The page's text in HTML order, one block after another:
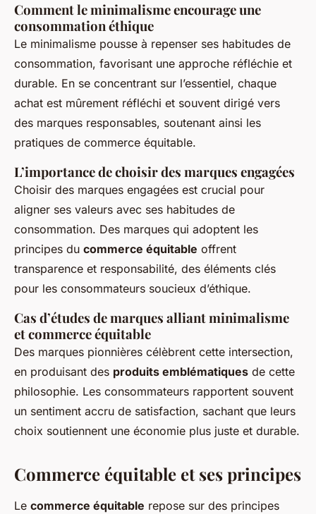
Comment le minimalisme encourage une
consommation éthique
Le minimalisme pousse à repenser ses habitudes de
consommation, favorisant une approche réfléchie et
durable. En se concentrant sur l’essentiel, chaque
achat est mûrement réfléchi et souvent dirigé vers
des marques responsables, soutenant ainsi les
pratiques de commerce équitable.
L’importance de choisir des marques engagées
Choisir des marques engagées est crucial pour
aligner ses valeurs avec ses habitudes de
consommation. Des marques qui adoptent les
principes du commerce équitable offrent
transparence et responsabilité, des éléments clés
pour les consommateurs soucieux d’éthique.
Cas d’études de marques alliant minimalisme
et commerce équitable
Des marques pionnières célèbrent cette intersection,
en produisant des produits emblématiques de cette
philosophie. Les consommateurs rapportent souvent
un sentiment accru de satisfaction, sachant que leurs
choix soutiennent une économie plus juste et durable.
Commerce équitable et ses principes
Le commerce équitable repose sur des principes